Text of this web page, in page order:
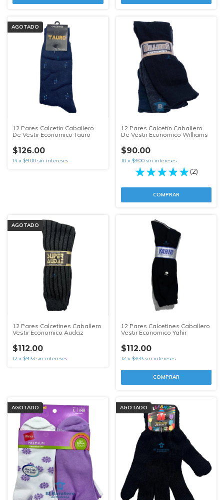
AGOTADO
12 Pares Calcetín Caballero
De Vestir Economico Tauro
$126.00
14 x $9.00 sin intereses
12 Pares Calcetín Caballero
De Vestir Economico Williams
$90.00
10 x $9.00 sin intereses
(2)
COMPRAR
AGOTADO
12 Pares Calcetines Caballero
Vestir Economico Audaz
$112.00
12 x $9.33 sin intereses
12 Pares Calcetines Caballero
Vestir Economico Yahir
$112.00
12 x $9.33 sin intereses
COMPRAR
AGOTADO AGOTADO